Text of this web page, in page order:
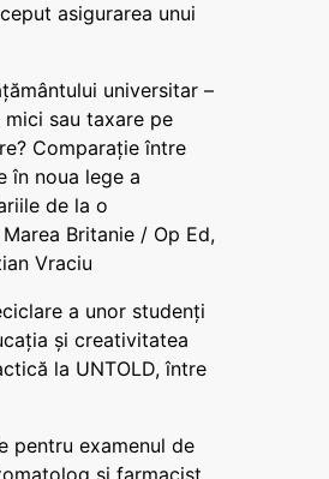
asigurarea unui
universitar –
sau taxare pe
Comparație între
în noua lege a
de la o
Britanie / Op Ed,
Vraciu
a unor studenți
și creativitatea
la UNTOLD, între
pentru examenul de
și farmacist